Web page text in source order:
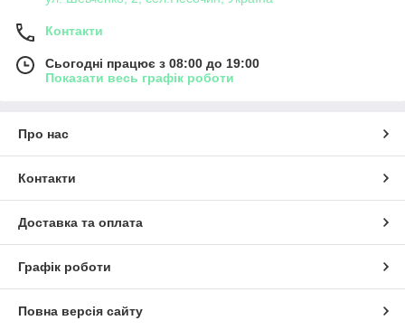
Контакти
Сьогодні працює з 08:00 до 19:00
Показати весь графік роботи
Про нас
Контакти
Доставка та оплата
Графік роботи
Повна версія сайту